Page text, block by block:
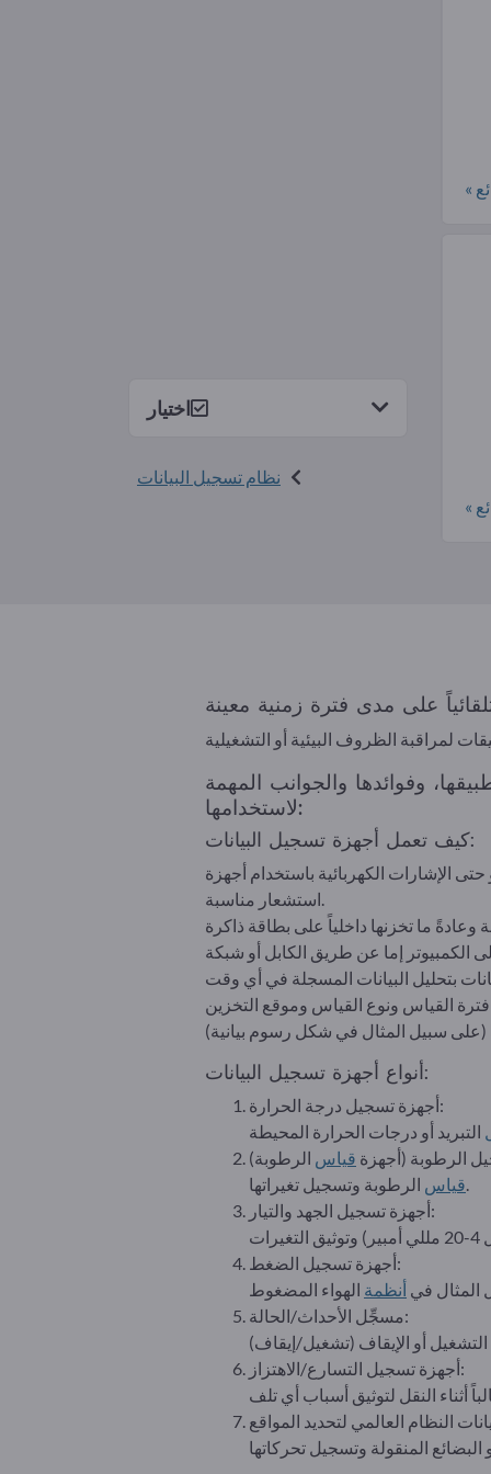
اختيار
نظام تسجيل البيانات
»
»
وفوائدها والجوانب المهمة
لاستخدامها:
كيف تعمل أجهزة تسجيل البيانات:
الإشارات الكهربائية باستخدام أجهزة
أنواع أجهزة تسجيل البيانات:
أجهزة تسجيل درجة الحرارة:
الرطوبة (أجهزة قياس
قياس
أجهزة تسجيل الجهد والتيار:
أجهزة تسجيل الضغط:
في أنظمة
مسجِّل الأحداث/الحالة:
أجهزة تسجيل التسارع/الاهتزاز: